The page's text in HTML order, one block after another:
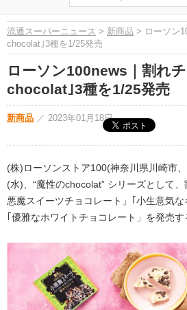
流通スーパーニュース > 新商品 > ローソン
chocolat｣3種を1/25発売
ローソン100news｜割れ
chocolat｣3種を1/25発売
新商品 ／ 2023年01月18日
(株)ローソンストア100(神奈川県川崎市
(水)、“魔性のchocolat” シリーズとして
悪魔スイーツチョコレート」｢小生意気な
｢優雅なホワイトチョコレート」を発売す